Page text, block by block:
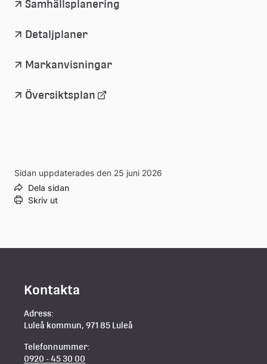
Samhällsplanering
Detaljplaner
Markanvisningar
Översiktsplan Länk
webbplats
Sidan uppdaterades den 25 juni 2026
Dela sidan
Skriv ut
Kontakta
Adress:
Luleå kommun, 971 85 Luleå
Telefonnummer:
0920 - 45 30 00